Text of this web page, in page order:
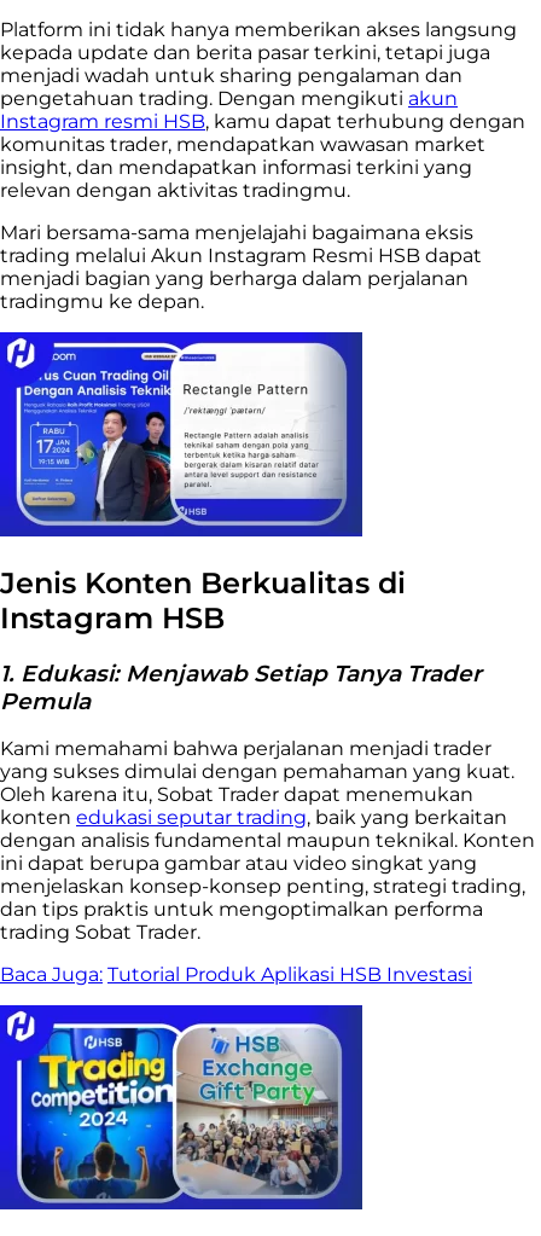
Platform ini tidak hanya memberikan akses langsung
kepada update dan berita pasar terkini, tetapi juga
menjadi wadah untuk sharing pengalaman dan
pengetahuan trading. Dengan mengikuti akun
Instagram resmi HSB, kamu dapat terhubung dengan
komunitas trader, mendapatkan wawasan market
insight, dan mendapatkan informasi terkini yang
relevan dengan aktivitas tradingmu.
Mari bersama-sama menjelajahi bagaimana eksis
trading melalui Akun Instagram Resmi HSB dapat
menjadi bagian yang berharga dalam perjalanan
tradingmu ke depan.
Jenis Konten Berkualitas di
Instagram HSB
1. Edukasi: Menjawab Setiap Tanya Trader
Pemula
Kami memahami bahwa perjalanan menjadi trader
yang sukses dimulai dengan pemahaman yang kuat.
Oleh karena itu, Sobat Trader dapat menemukan
konten edukasi seputar trading, baik yang berkaitan
dengan analisis fundamental maupun teknikal. Konten
ini dapat berupa gambar atau video singkat yang
menjelaskan konsep-konsep penting, strategi trading,
dan tips praktis untuk mengoptimalkan performa
trading Sobat Trader.
Baca Juga: Tutorial Produk Aplikasi HSB Investasi